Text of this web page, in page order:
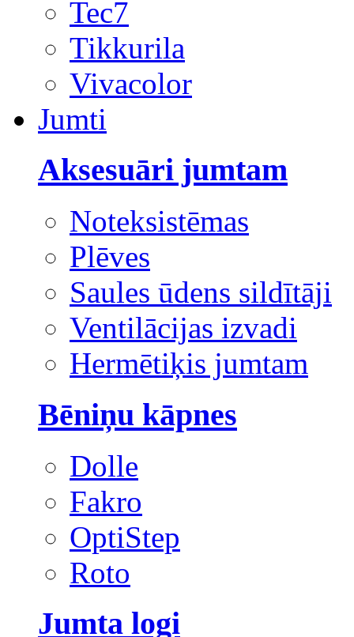
Tec7
Tikkurila
Vivacolor
Jumti
Aksesuāri jumtam
Noteksistēmas
Plēves
Saules ūdens sildītāji
Ventilācijas izvadi
Hermētiķis jumtam
Bēniņu kāpnes
Dolle
Fakro
OptiStep
Roto
Jumta logi